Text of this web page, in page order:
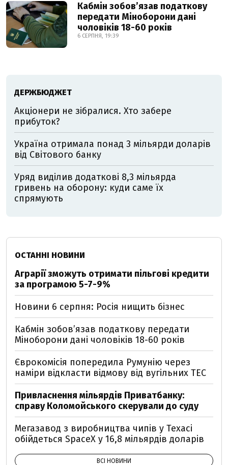
Кабмін зобовʼязав податкову
передати Міноборони дані
чоловіків 18-60 років
6 СЕРПНЯ, 19:39
ДЕРЖБЮДЖЕТ
Акціонери не зібралися. Хто забере
прибуток?
Україна отримала понад 3 мільярди доларів
від Світового банку
Уряд виділив додаткові 8,3 мільярда
гривень на оборону: куди саме їх
спрямують
ОСТАННІ НОВИНИ
Аграрії зможуть отримати пільгові кредити
за програмою 5-7-9%
Новини 6 серпня: Росія нищить бізнес
Кабмін зобовʼязав податкову передати
Міноборони дані чоловіків 18-60 років
Єврокомісія попередила Румунію через
наміри відкласти відмову від вугільних ТЕС
Привласнення мільярдів Приватбанку:
справу Коломойського скерували до суду
Мегазавод з виробництва чипів у Техасі
обійдеться SpaceX у 16,8 мільярдів доларів
ВСІ НОВИНИ